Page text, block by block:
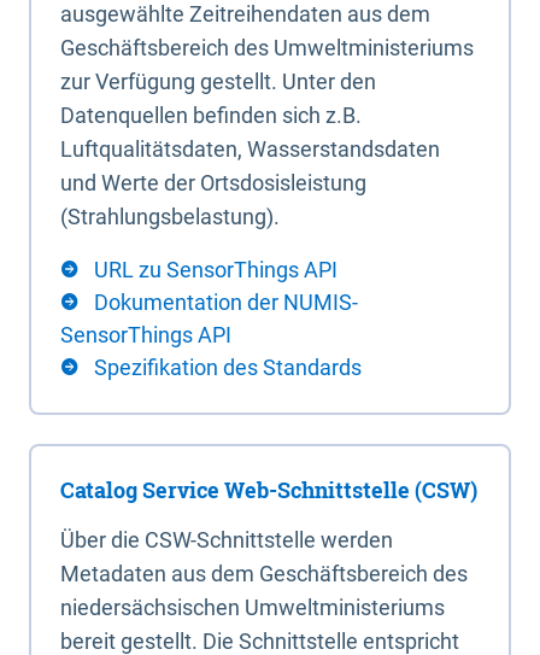
ausgewählte Zeitreihendaten aus dem
Geschäftsbereich des Umweltministeriums
zur Verfügung gestellt. Unter den
Datenquellen befinden sich z.B.
Luftqualitätsdaten, Wasserstandsdaten
und Werte der Ortsdosisleistung
(Strahlungsbelastung).
URL zu SensorThings API
Dokumentation der NUMIS-
SensorThings API
Spezifikation des Standards
Catalog Service Web-Schnittstelle (CSW)
Über die CSW-Schnittstelle werden
Metadaten aus dem Geschäftsbereich des
niedersächsischen Umweltministeriums
bereit gestellt. Die Schnittstelle entspricht